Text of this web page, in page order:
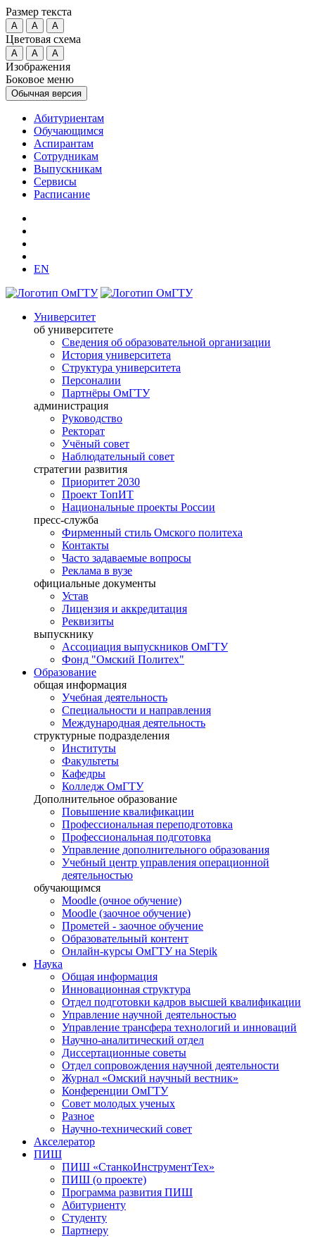
Размер текста
A A A
Цветовая схема
A A A
Изображения
Боковое меню
Обычная версия
Абитуриентам
Обучающимся
Аспирантам
Сотрудникам
Выпускникам
Сервисы
Расписание
EN
Университет
об университете
Сведения об образовательной организации
История университета
Структура университета
Персоналии
Партнёры ОмГТУ
администрация
Руководство
Ректорат
Учёный совет
Наблюдательный совет
стратегии развития
Приоритет 2030
Проект ТопИТ
Национальные проекты России
пресс-служба
Фирменный стиль Омского политеха
Контакты
Часто задаваемые вопросы
Реклама в вузе
официальные документы
Устав
Лицензия и аккредитация
Реквизиты
выпускнику
Ассоциация выпускников ОмГТУ
Фонд "Омский Политех"
Образование
общая информация
Учебная деятельность
Специальности и направления
Международная деятельность
структурные подразделения
Институты
Факультеты
Кафедры
Колледж ОмГТУ
Дополнительное образование
Повышение квалификации
Профессиональная переподготовка
Профессиональная подготовка
Управление дополнительного образования
Учебный центр управления операционной
деятельностью
обучающимся
Moodle (очное обучение)
Moodle (заочное обучение)
Прометей - заочное обучение
Образовательный контент
Онлайн-курсы ОмГТУ на Stepik
Наука
Общая информация
Инновационная структура
Отдел подготовки кадров высшей квалификации
Управление научной деятельностью
Управление трансфера технологий и инноваций
Научно-аналитический отдел
Диссертационные советы
Отдел сопровождения научной деятельности
Журнал «Омский научный вестник»
Конференции ОмГТУ
Совет молодых ученых
Разное
Научно-технический совет
Акселератор
ПИШ
ПИШ «СтанкоИнструментТех»
ПИШ (о проекте)
Программа развития ПИШ
Абитуриенту
Студенту
Партнеру